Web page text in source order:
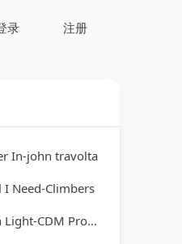
录 注册
In-john travolta
I Need-Climbers
CDM Project